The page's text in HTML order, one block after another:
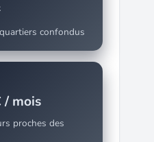
confondus
/ mois
proches des